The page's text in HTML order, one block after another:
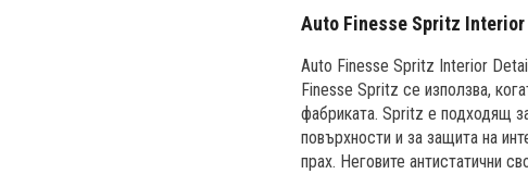
Auto Finesse Spritz
Auto Finesse Spritz Interior
Finesse Spritz се използва,
фабриката. Spritz е подходящ
повърхности и за защита на
прах. Неговите антистатични